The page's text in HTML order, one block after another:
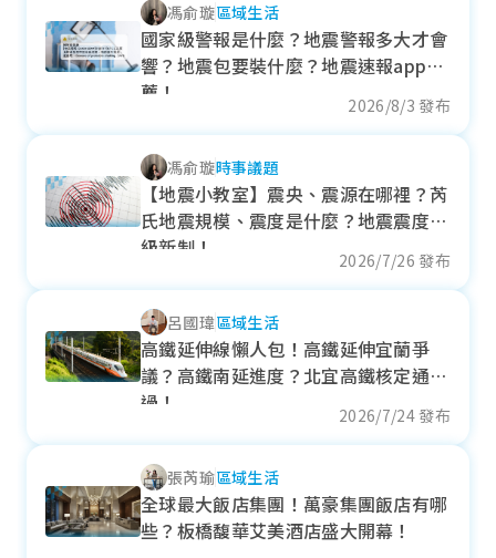
各季房價趨勢
近一年成交單價
31.48萬元/坪
+ 11.56%
礁溪鄉
23.51萬元/坪
- 4.03%
馮俞璇區域生活
國家級警報是什麼？地震警報多大才會
響？地震包要裝什麼？地震速報app推
薦！
2026/8/3 發布
馮俞璇時事議題
【地震小教室】震央、震源在哪裡？芮
氏地震規模、震度是什麼？地震震度分
級新制！
2026/7/26 發布
呂國瑋區域生活
高鐵延伸線懶人包！高鐵延伸宜蘭爭
議？高鐵南延進度？北宜高鐵核定通
過！
2026/7/24 發布
張芮瑜區域生活
全球最大飯店集團！萬豪集團飯店有哪
些？板橋馥華艾美酒店盛大開幕！